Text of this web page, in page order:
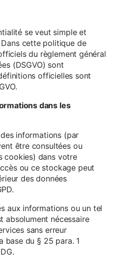
se veut simple et
cette politique de
du règlement général
(DSGVO) sont
officielles sont
dans les
informations (par
être consultées ou
cookies) dans votre
ou ce stockage peut
des données
aux informations ou un tel
absolument nécessaire
sans erreur
base du § 25 para. 1